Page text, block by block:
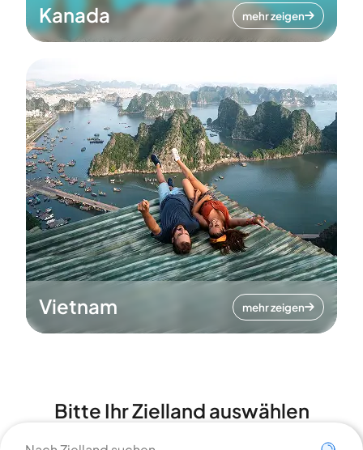
Kanada mehr zeigen
Vietnam mehr zeigen
Bitte Ihr Zielland auswählen